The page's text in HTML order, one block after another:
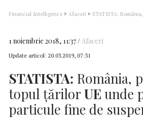
Financial Intelligence > Afaceri > STATISTA:
1 noiembrie 2018, 11:37 Afaceri
Update articol: 20.03.2019, 07:31
STATISTA: România,
topul ţărilorUE unde
particule fine de